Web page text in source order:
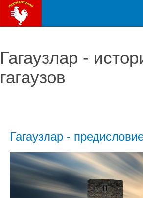
Гагаузлар -
гагаузов
Гагаузлар -